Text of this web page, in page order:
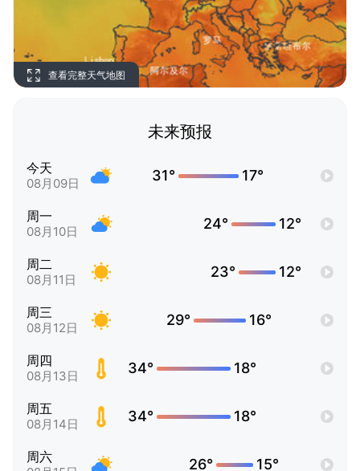
查看完整天气地图
未来预报
今天
08月09日 31° 17°
周一
08月10日 24° 12°
周二
08月11日 23° 12°
周三
08月12日 29° 16°
周四
08月13日 34° 18°
周五
08月14日 34° 18°
周六 26° 15°